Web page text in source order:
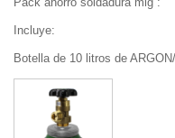
Incluye:
Botella de 10 litros de